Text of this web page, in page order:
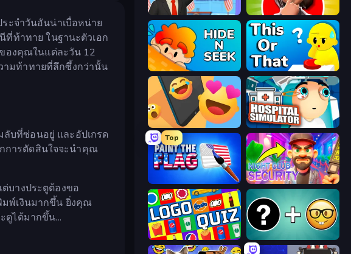
ะจำวันอันน่าเบื่อหน่าย
ที่ท้าทาย ในฐานะตัวเอก
องคุณในแต่ละวัน 12
ามท้าทายที่ลึกซึ้งกว่านั้น
บที่ซ่อนอยู่ และอัปเกรด
การตัดสินใจจะนำคุณ
บางประตูต้องขอ
มพ์เงินมากขึ้น ยิ่งคุณ
ตูได้มากขึ้น...
The Secret Service Yes or No Challenge
Hide N Seek ToT or Trivia
Reply Run Hospital Simulator
Top
Paint the Flag Night Club Security
Logo Quiz: Game World Trivia